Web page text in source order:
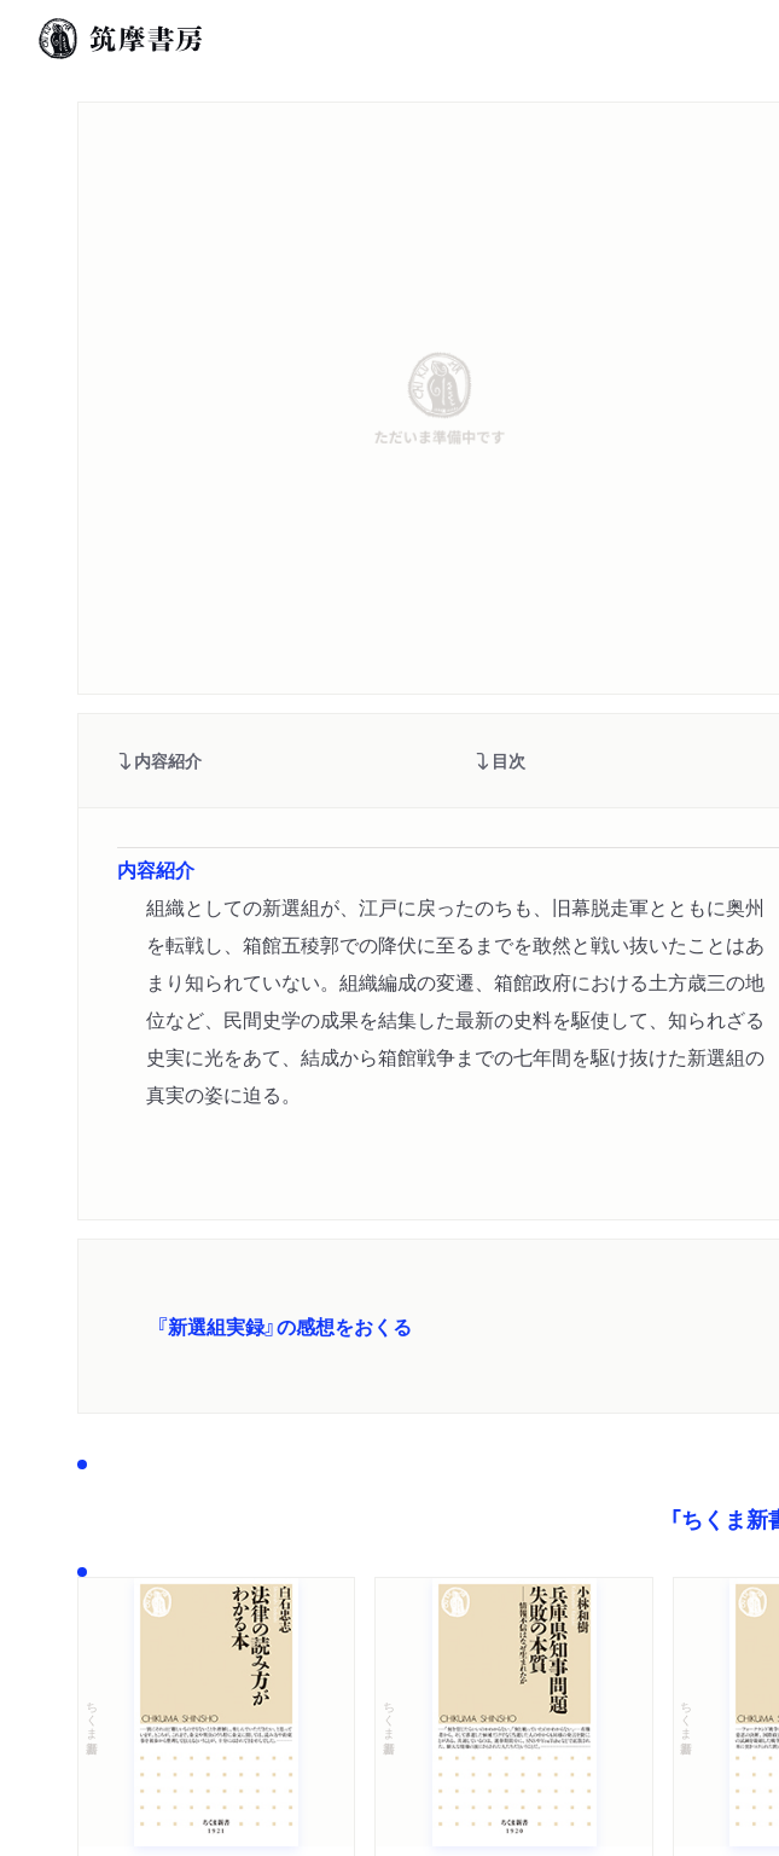
内容紹介 目次
内容紹介
組織としての新選組が、江戸に戻ったのちも、旧幕脱走軍とともに奥州
を転戦し、箱館五稜郭での降伏に至るまでを敢然と戦い抜いたことはあ
まり知られていない。組織編成の変遷、箱館政府における土方歳三の地
位など、民間史学の成果を結集した最新の史料を駆使して、知られざる
史実に光をあて、結成から箱館戦争までの七年間を駆け抜けた新選組の
真実の姿に迫る。
『新選組実録』の感想をおくる
「ちくま
ちくま新書 ちくま新書 ちくま新書